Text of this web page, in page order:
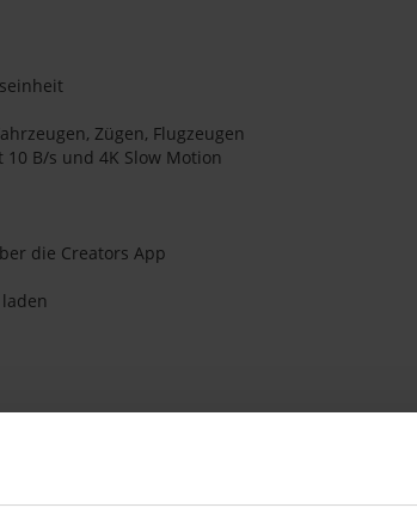
Zügen, Flugzeugen
B/s und 4K Slow Motion
die Creators App